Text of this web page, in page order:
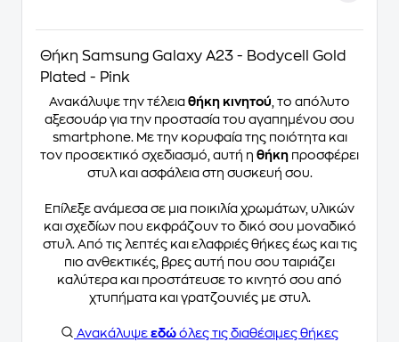
Θήκη Samsung Galaxy A23 - Bodycell Gold
Plated - Pink
Ανακάλυψε την τέλεια θήκη κινητού , το απόλυτο
αξεσουάρ για την προστασία του αγαπημένου σου
smartphone. Με την κορυφαία της ποιότητα και
τον προσεκτικό σχεδιασμό, αυτή η θήκη προσφέρει
στυλ και ασφάλεια στη συσκευή σου.
Επίλεξε ανάμεσα σε μια ποικιλία χρωμάτων, υλικών
και σχεδίων που εκφράζουν το δικό σου μοναδικό
στυλ. Από τις λεπτές και ελαφριές θήκες έως και τις
πιο ανθεκτικές, βρες αυτή που σου ταιριάζει
καλύτερα και προστάτευσε το κινητό σου από
χτυπήματα και γρατζουνιές με στυλ.
Ανακάλυψε εδώ όλες τις διαθέσιμες θήκες